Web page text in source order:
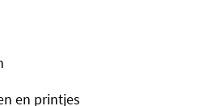
en printjes